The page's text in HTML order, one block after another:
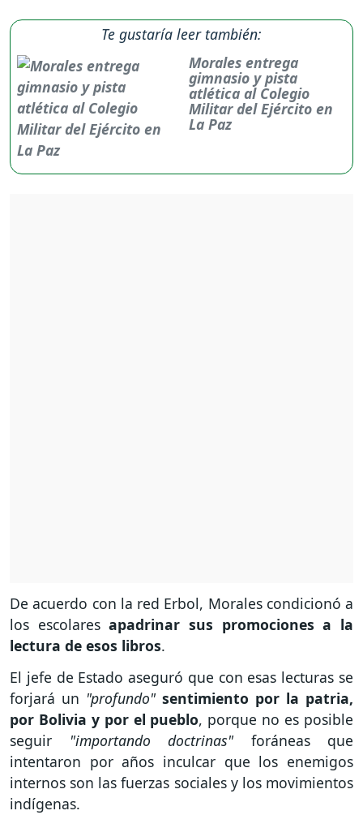
Te gustaría leer también:
Morales entrega
gimnasio y pista
atlética al Colegio
Militar del Ejército en
La Paz
De acuerdo con la red Erbol, Morales condicionó a
los escolaresapadrinar sus promociones a la
lectura de esos libros.
El jefe de Estado aseguró que con esas lecturas se
forjará un "profundo" sentimiento por la patria,
por Bolivia y por el pueblo, porque no es posible
seguir
"importando doctrinas"foráneas que
intentaron por años inculcar que los enemigos
internos son las fuerzas sociales y los movimientos
indígenas.